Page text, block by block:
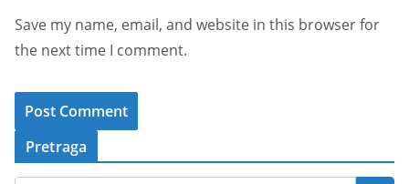
Save my name, email, and website in this browser for
the next time I comment.
Pretraga